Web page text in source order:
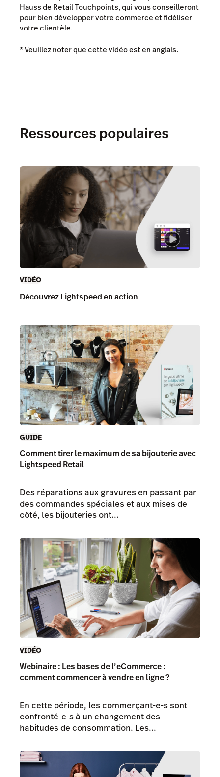
Hauss de Retail Touchpoints, qui vous conseilleront
pour bien développer votre commerce et fidéliser
votre clientèle.
* Veuillez noter que cette vidéo est en anglais.
Ressources populaires
VIDÉO
Découvrez Lightspeed en action
GUIDE
Comment tirer le maximum de sa bijouterie avec
Lightspeed Retail
Des réparations aux gravures en passant par
des commandes spéciales et aux mises de
côté, les bijouteries ont...
VIDÉO
Webinaire : Les bases de l’eCommerce :
comment commencer à vendre en ligne ?
En cette période, les commerçant-e-s sont
confronté-e-s à un changement des
habitudes de consommation. Les...